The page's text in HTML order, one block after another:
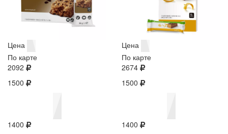
Цена
По карте
2092
1500
1400
Цена
По карте
2674
1500
1400